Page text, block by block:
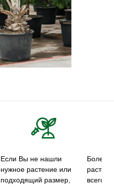
Если Вы не нашли
нужное растение или
подходящий размер,
Более
всего